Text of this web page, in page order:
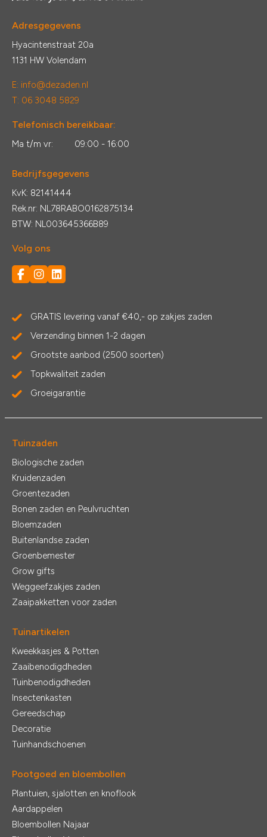
Adresgegevens
Hyacintenstraat 20a
1131 HW Volendam
E: info@dezaden.nl
T: 06 3048 5829
Telefonisch bereikbaar:
Ma t/m vr: 09:00 - 16:00
Bedrijfsgegevens
KvK: 82141444
Rek.nr: NL78RABO0162875134
BTW: NL003645366B89
Volg ons
GRATIS levering vanaf €40,- op zakjes zaden
Verzending binnen 1-2 dagen
Grootste aanbod (2500 soorten)
Topkwaliteit zaden
Groeigarantie
Tuinzaden
Biologische zaden
Kruidenzaden
Groentezaden
Bonen zaden en Peulvruchten
Bloemzaden
Buitenlandse zaden
Groenbemester
Grow gifts
Weggeefzakjes zaden
Zaaipakketten voor zaden
Tuinartikelen
Kweekkasjes & Potten
Zaaibenodigdheden
Tuinbenodigdheden
Insectenkasten
Gereedschap
Decoratie
Tuinhandschoenen
Pootgoed en bloembollen
Plantuien, sjalotten en knoflook
Aardappelen
Bloembollen Najaar